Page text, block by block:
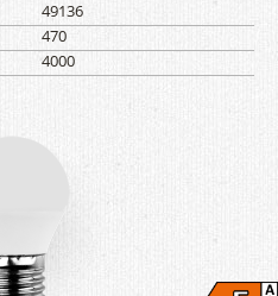
49136
470
4000